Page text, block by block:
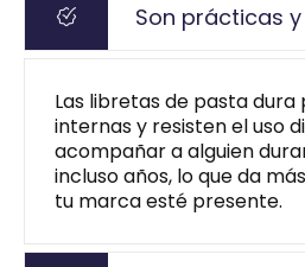
Son prácticas
Las libretas de pasta
internas y resisten el uso
acompañar a alguien
incluso años, lo que da
tu marca esté presente.